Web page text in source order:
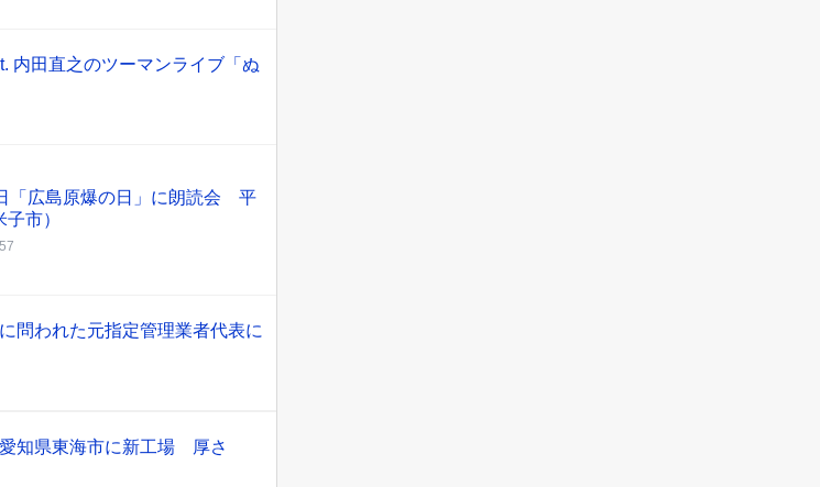
内田直之のツーマンライブ「ぬ
「広島原爆の日」に朗読会 平
市）
問われた元指定管理業者代表に
知県東海市に新工場 厚さ